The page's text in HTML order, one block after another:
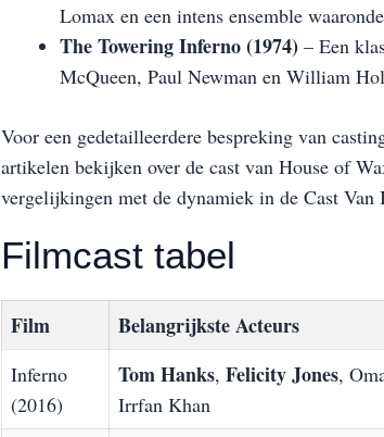
Lomax en een intens ensemble
The Towering Inferno (1974) – Een
McQueen, Paul Newman en William
Voor een gedetailleerdere bespreking van
artikelen bekijken over de cast van House of
vergelijkingen met de dynamiek in de Cast Van
Filmcast tabel
Film Belangrijkste Acteurs
Inferno
(2016)
Tom Hanks, Felicity Jones,
Irrfan Khan